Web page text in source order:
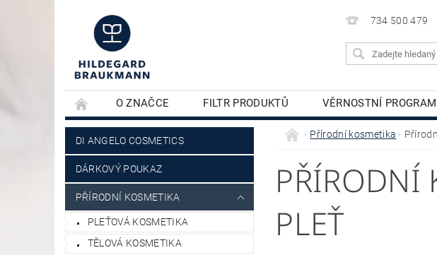
734 500 479
O ZNAČCE FILTR PRODUKTŮ VĚRNOSTNÍ PROGRAM
KONTAKTY
PLEŤOVÁ KOSMETIKA TĚLOVÁ KOSMETIKA
DI ANGELO COSMETICS
DÁRKOVÝ POUKAZ
PŘÍRODNÍ KOSMETIKA
PLEŤOVÁ KOSMETIKA
TĚLOVÁ KOSMETIKA
Přírodní kosmetika
PŘÍRODNÍ
PLEŤ